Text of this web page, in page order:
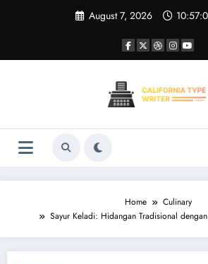
August 7, 2026
Home
Culinary
Sayur Keladi: Hidangan Tradisional